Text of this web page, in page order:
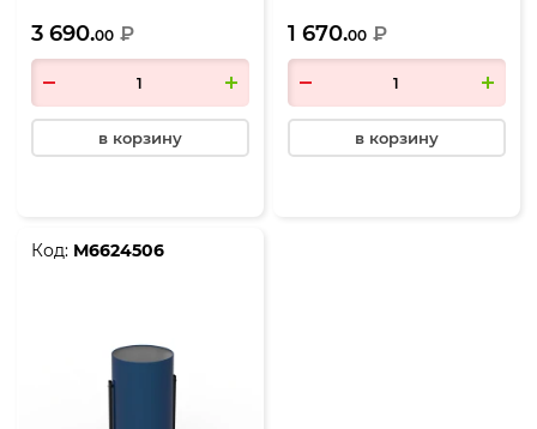
3 690.00 ₽
в корзину
1 670.00 ₽
в корзину
Код: М6624506